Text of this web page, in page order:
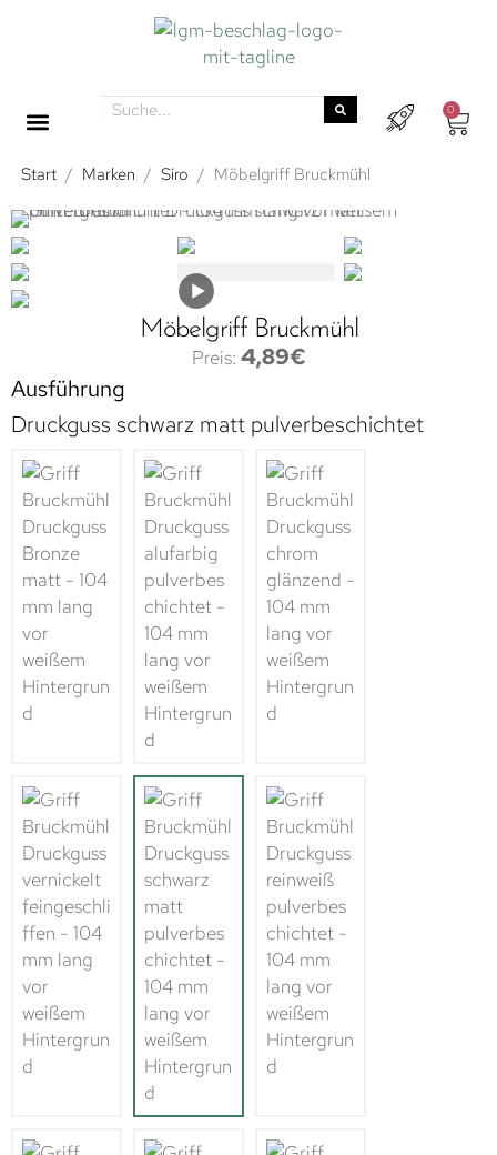
0
Start / Marken / Siro / Möbelgriff Bruckmühl
Möbelgriff Bruckmühl
4,89€
Ausführung
Druckguss schwarz matt pulverbeschichtet